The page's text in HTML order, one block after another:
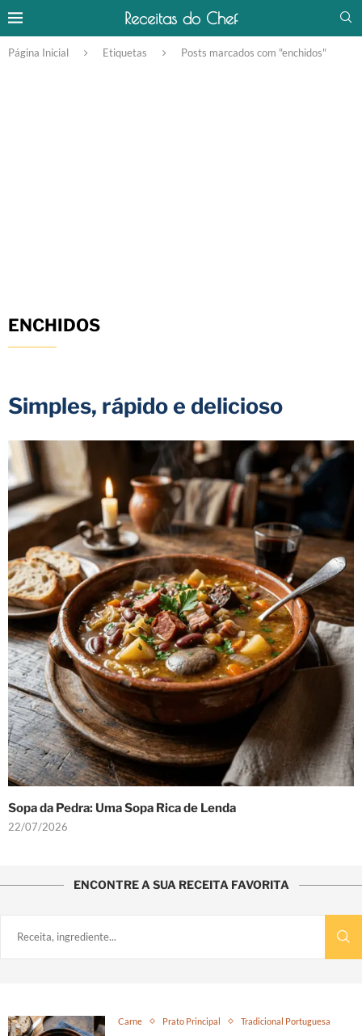
Receitas do Chef
Página Inicial Etiquetas Posts marcados com "enchidos"
ENCHIDOS
Simples, rápido e delicioso
Sopa da Pedra: Uma Sopa Rica de Lenda
22/07/2026
ENCONTRE A SUA RECEITA FAVORITA
Carne Prato Principal Tradicional Portuguesa